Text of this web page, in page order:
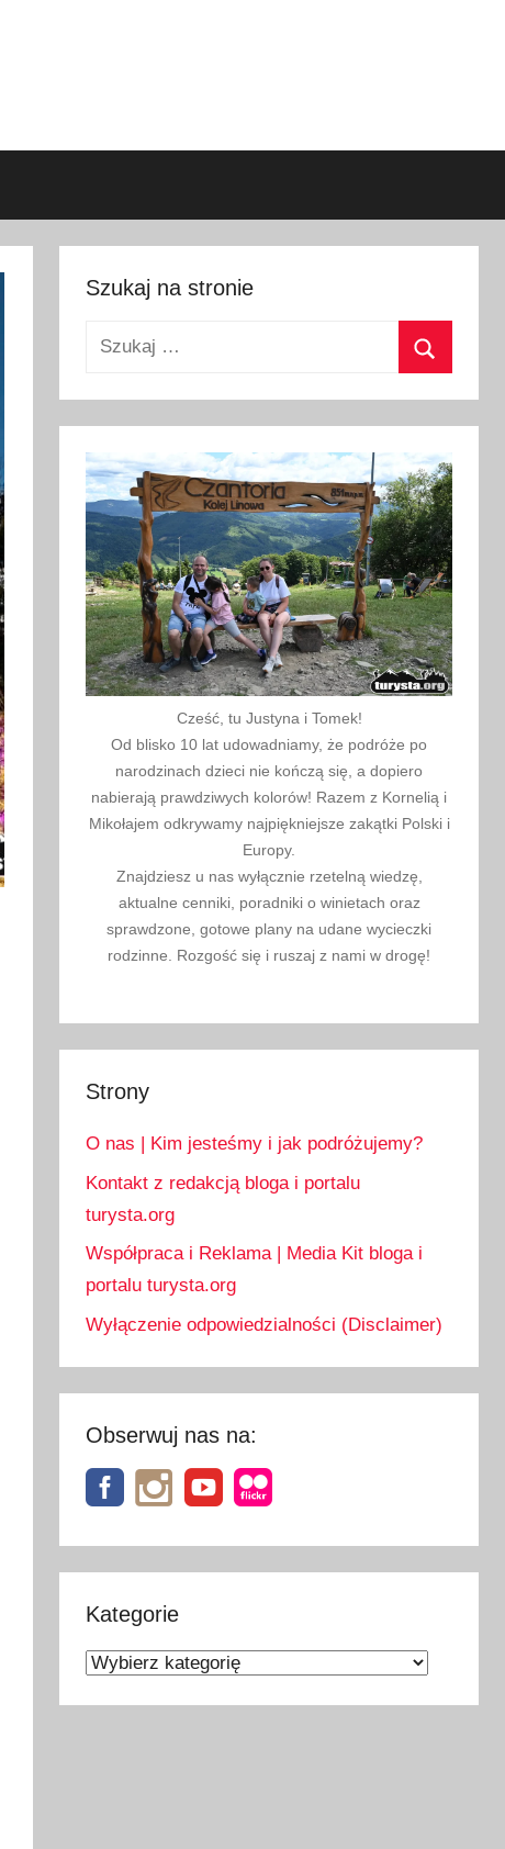
Szukaj na stronie
Szukaj:
Cześć, tu Justyna i Tomek!
Od blisko 10 lat udowadniamy, że podróże po
narodzinach dzieci nie kończą się, a dopiero
nabierają prawdziwych kolorów! Razem z Kornelią i
Mikołajem odkrywamy najpiękniejsze zakątki Polski i
Europy.
Znajdziesz u nas wyłącznie rzetelną wiedzę,
aktualne cenniki, poradniki o winietach oraz
sprawdzone, gotowe plany na udane wycieczki
rodzinne. Rozgość się i ruszaj z nami w drogę!
Strony
O nas | Kim jesteśmy i jak podróżujemy?
Kontakt z redakcją bloga i portalu
turysta.org
Współpraca i Reklama | Media Kit bloga i
portalu turysta.org
Wyłączenie odpowiedzialności (Disclaimer)
Obserwuj nas na:
Kategorie
Kategorie